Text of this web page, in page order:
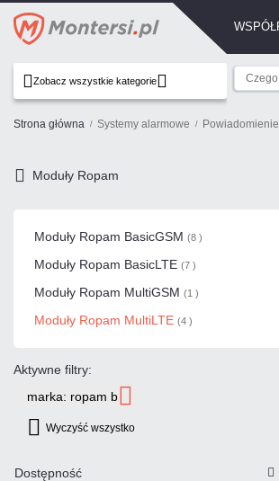
Zobacz wszystkie kategorie
Strona główna Systemy alarmowe
Moduły Ropam
Moduły Ropam BasicGSM (8 )
Moduły Ropam BasicLTE (7 )
Moduły Ropam MultiGSM (1 )
Moduły Ropam MultiLTE (4 )
Aktywne filtry:
marka: ropam b
Wyczyść wszystko
Dostępność